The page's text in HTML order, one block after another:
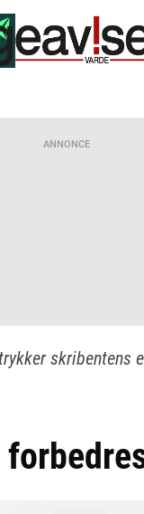
ANNONCE
skribentens